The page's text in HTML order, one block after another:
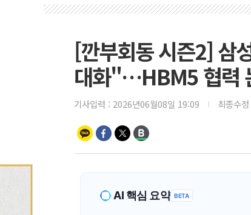
[깐부회동 시즌2] 삼
대화"…HBM5 협력
기사입력 : 2026년06월08일 19:09 최종수
AI 핵심 요약 BETA